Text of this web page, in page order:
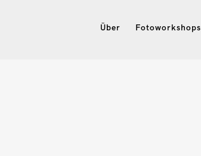
Über Fotoworkshops